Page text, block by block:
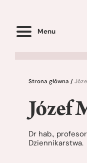
Menu
Strona główna /
Józef
Dr hab.,
Dziennikarstwa.